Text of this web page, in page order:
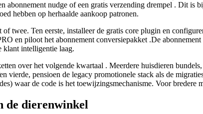
abonnement nudge of een gratis verzending drempel . Dit
hebben op herhaalde aankoop patronen.
twee. Ten eerste, installeer de gratis core plugin en
en piloot het abonnement conversiepakket .De
klant intelligentie laag.
over het volgende kwartaal . Meerdere huisdieren
vierde, pensioen de legacy promotionele stack als de
waar de code is het toewijzingsmechanisme. Voor
de dierenwinkel